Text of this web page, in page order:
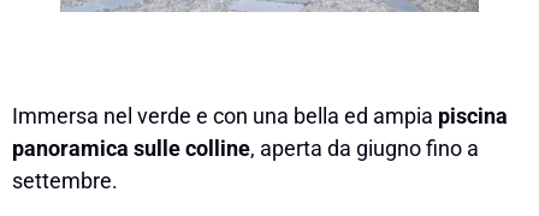
Immersa nel verde e con una bella ed ampia piscina
panoramica sulle colline, aperta da giugno fino a
settembre.